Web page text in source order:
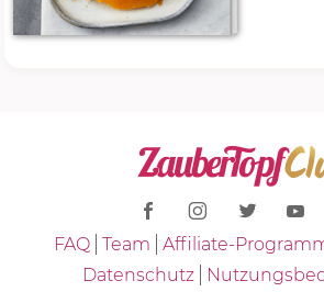
FAQ Team Affiliate-
Datenschutz